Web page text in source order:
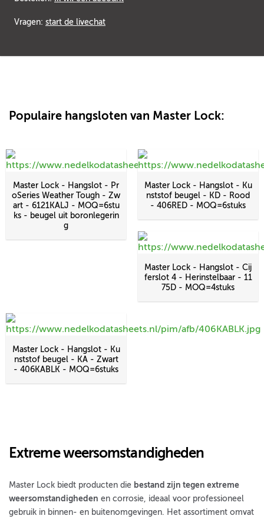
Vragen: start de livechat
Populaire hangsloten van Master Lock:
Master Lock - Hangslot - Pr
oSeries Weather Tough - Zw
art - 6121KALJ - MOQ=6stu
ks - beugel uit boronlegerin
g
Master Lock - Hangslot - Ku
nststof beugel - KD - Rood
- 406RED - MOQ=6stuks
Master Lock - Hangslot - Cij
ferslot 4 - Herinstelbaar - 11
75D - MOQ=4stuks
Master Lock - Hangslot - Ku
nststof beugel - KA - Zwart
- 406KABLK - MOQ=6stuks
Extreme weersomstandigheden
Master Lock biedt producten die bestand zijn tegen extreme
weersomstandigheden en corrosie, ideaal voor professioneel
gebruik in binnen- en buitenomgevingen. Het assortiment omvat